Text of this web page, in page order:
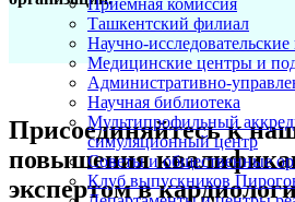
Приемная комиссия
Ташкентский филиал
Научно-исследовательские
Медицинские центры и
Административно-
Научная библиотека
Мультипрофильный
симуляционный центр
Советы и общественные
Клуб выпускников
Присоединяйтесь к
повышения
экспертом в